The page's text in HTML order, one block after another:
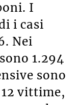
I
i casi
Nei
1.294
sono
vittime,